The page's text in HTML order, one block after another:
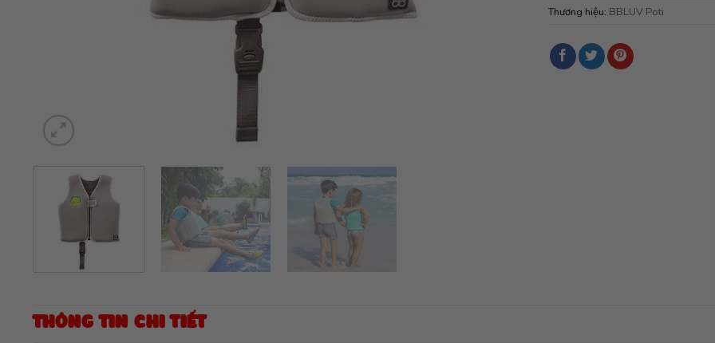
Thương hiệu: BBLUV Poti
THÔNG TIN CHI TIẾT